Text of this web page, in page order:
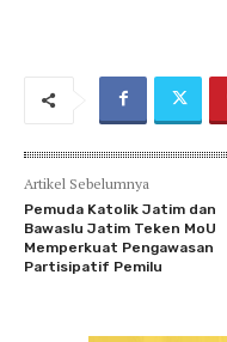
Artikel Sebelumnya
Pemuda Katolik Jatim dan
Bawaslu Jatim Teken MoU
Memperkuat Pengawasan
Partisipatif Pemilu